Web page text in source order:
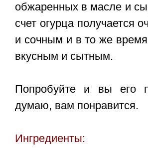
обжаренных в масле и
счет огурца получается
и сочным и в то же время
вкусным и сытным.
Попробуйте и вы его
думаю, вам понравится.
Ингредиенты: